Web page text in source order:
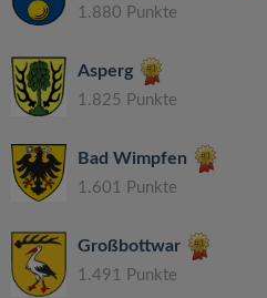
1.880 Punkte
Asperg
1.825 Punkte
Bad Wimpfen
1.601 Punkte
Großbottwar
1.491 Punkte